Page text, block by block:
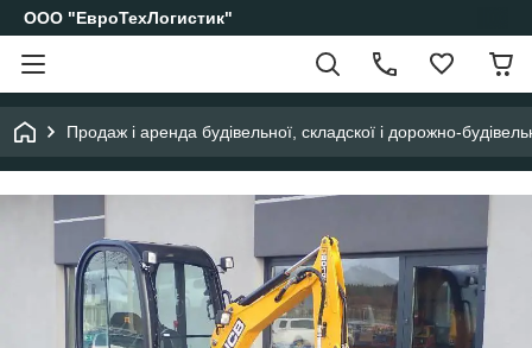
ООО "ЕвроТехЛогистик"
Продаж і аренда будівельної, складскої і дорожно-